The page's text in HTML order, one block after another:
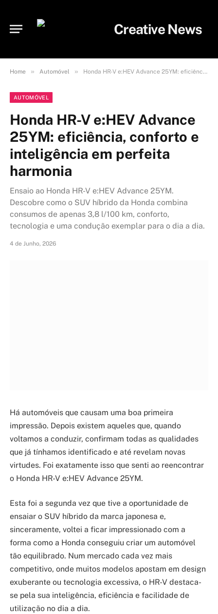
Home » Automóvel » Honda HR-V e:HEV Advance 25YM: eficiência, conforto e inteligência em perfeita harmonia
AUTOMÓVEL
Honda HR-V e:HEV Advance
25YM: eficiência, conforto e
inteligência em perfeita
harmonia
Ensaio ao Honda HR-V e:HEV Advance 25YM.
Descobre como o SUV híbrido da Honda combina
consumos de apenas 3,8 l/100 km, conforto,
tecnologia e uma condução exemplar para o dia a dia.
4 de Junho, 2026
Há automóveis que causam uma boa primeira
impressão. Depois existem aqueles que, quando
voltamos a conduzir, confirmam todas as qualidades
que já tínhamos identificado e até revelam novas
virtudes. Foi exatamente isso que senti ao reencontrar
o Honda HR-V e:HEV Advance 25YM.
Esta foi a segunda vez que tive a oportunidade de
ensaiar o SUV híbrido da marca japonesa e,
sinceramente, voltei a ficar impressionado com a
forma como a Honda conseguiu criar um automóvel
tão equilibrado. Num mercado cada vez mais
competitivo, onde muitos modelos apostam em design
exuberante ou tecnologia excessiva, o HR-V destaca-
se pela sua inteligência, eficiência e facilidade de
utilização no dia a dia.